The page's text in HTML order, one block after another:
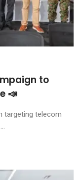
to
📣
targeting telecom